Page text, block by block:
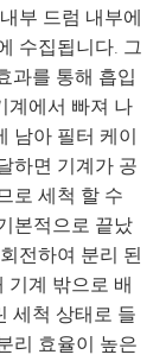
부 드럼 내부에
수집됩니다. 그
과를 통해 흡입
계에서 빠져 나
남아 필터 케이
하면 기계가 공
로 세척 할 수
본적으로 끝났
전하여 분리 된
기계 밖으로 배
세척 상태로 들
리 효율이 높은